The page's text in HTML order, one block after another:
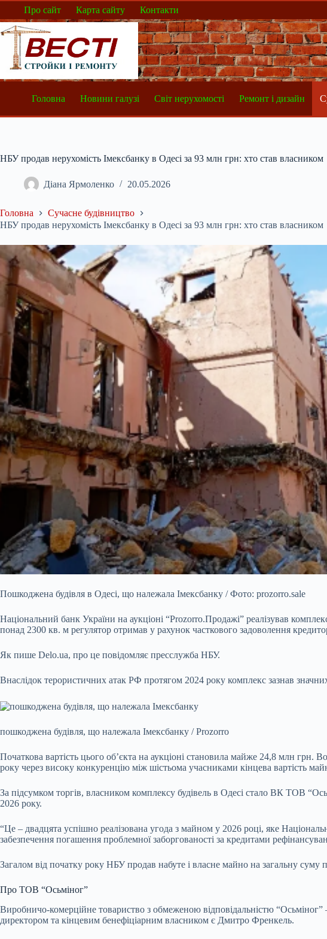
Перейти
вмісту
Про сайт Карта сайту Контакти
Головна Новини галузі Світ нерухомості Ремонт і дизайн
НБУ продав нерухомість Імексбанку в Одесі за 93 млн грн: хто став власником
Діана Ярмоленко 20.05.2026
Головна
Сучасне будівництво
НБУ продав нерухомість Імексбанку в Одесі за 93 млн грн: хто став власником
Пошкоджена будівля в Одесі, що належала Імексбанку / Фото: prozorro.sale
Національний банк України на аукціоні “Prozorro.Продажі” реалізував
понад 2300 кв. м регулятор отримав у рахунок часткового задоволення
Як пише Delo.ua, про це повідомляє пресслужба НБУ.
Внаслідок терористичних атак РФ протягом 2024 року комплекс зазнав
пошкоджена будівля, що належала Імексбанку / Prozorro
Початкова вартість цього об’єкта на аукціоні становила майже 24,8 млн грн.
року через високу конкуренцію між шістьома учасниками кінцева вартість
За підсумком торгів, власником комплексу будівель в Одесі стало ВК ТОВ
2026 року.
“Це – двадцята успішно реалізована угода з майном у 2026 році, яке
забезпечення погашення проблемної заборгованості за кредитами
Загалом від початку року НБУ продав набуте і власне майно на загальну суму
Про ТОВ “Осьміног”
Виробничо-комерційне товариство з обмеженою відповідальністю
директором та кінцевим бенефіціарним власником є Дмитро Френкель.